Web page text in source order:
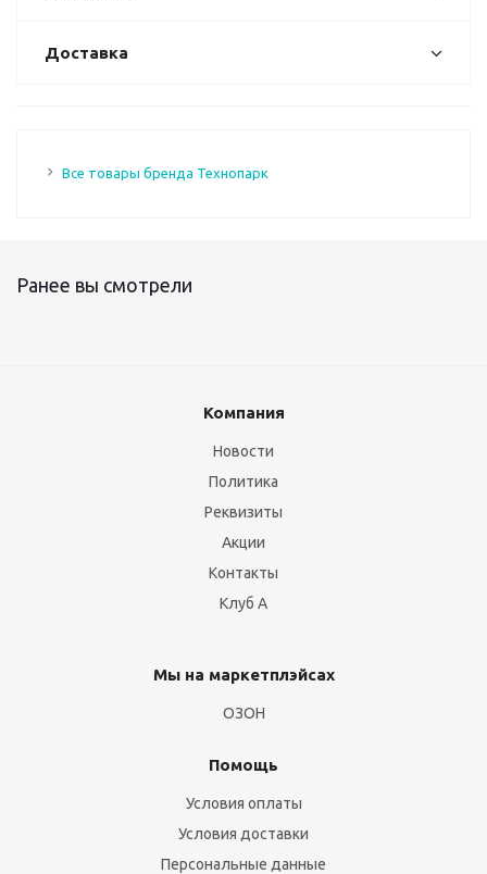
Доставка
Все товары бренда Технопарк
Ранее вы смотрели
Компания
Новости
Политика
Реквизиты
Акции
Контакты
Клуб А
Мы на маркетплэйсах
ОЗОН
Помощь
Условия оплаты
Условия доставки
Персональные данные